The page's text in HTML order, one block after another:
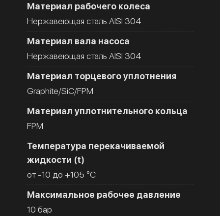
Материал рабочего колеса
Нержавеющая сталь AISI 304
Материал вала насоса
Нержавеющая сталь AISI 304
Материал торцевого уплотнения
Graphite/SiC/FPM
Материал уплотнительного кольца
FPM
Температура перекачиваемой
жидкости (t)
от -10 до +105 °C
Максимальное рабочее давление
10 бар